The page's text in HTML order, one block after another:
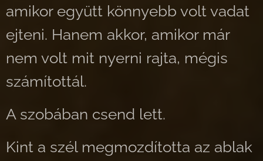
amikor együtt könnyebb volt vadat
ejteni. Hanem akkor, amikor már
nem volt mit nyerni rajta, mégis
számítottál.
A szobában csend lett.
Kint a szél megmozdította az ablak